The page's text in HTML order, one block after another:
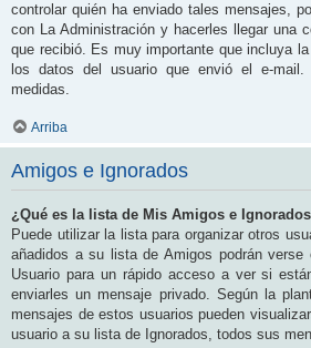
controlar quién ha enviado tales mensajes,
con La Administración y hacerles llegar una
que recibió. Es muy importante que incluya
los datos del usuario que envió el e-mail.
medidas.
Arriba
Amigos e Ignorados
¿Qué es la lista de Mis Amigos e
Puede utilizar la lista para organizar otros
añadidos a su lista de Amigos podrán
Usuario para un rápido acceso a ver si
enviarles un mensaje privado. Según la
mensajes de estos usuarios pueden
usuario a su lista de Ignorados, todos sus